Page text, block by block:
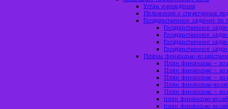
Устав учреждения
Положение о структурных
Государственное задание по
Государственное
Государственное
Государственное
Государственное
Планы финансово-
План финансово –
План финансово –
План финансово –
План финансово-
План финансово –
план финансово-
план финансово-